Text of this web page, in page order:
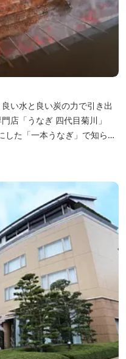
た「一本うなぎ」で知られ
、皮をパリッと焼き上げて
感を実現。 鮮度抜群の鰻を
ます。素材から炭まで、鰻の